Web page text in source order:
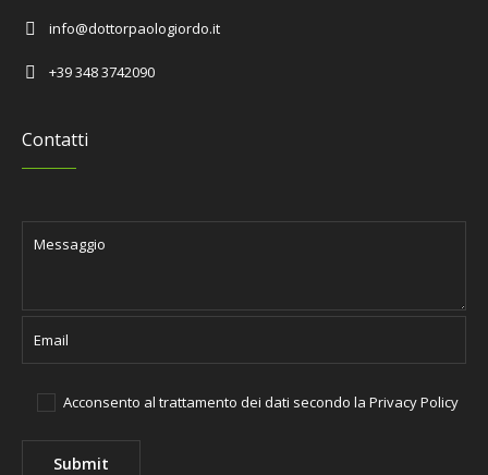
info@dottorpaologiordo.it
+39 348 3742090
Contatti
Acconsento al trattamento dei dati secondo laPrivacy Policy